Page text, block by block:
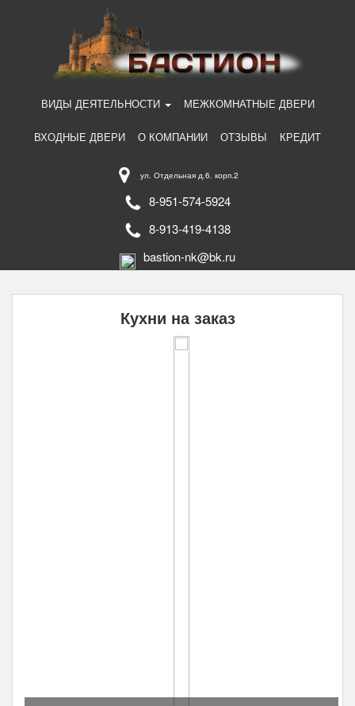
ВИДЫ ДЕЯТЕЛЬНОСТИ МЕЖКОМНАТНЫЕ ДВЕРИ
ВХОДНЫЕ ДВЕРИ О КОМПАНИИ ОТЗЫВЫ КРЕДИТ
ул. Отдельная д.6. корп.2
8-951-574-5924
8-913-419-4138
bastion-nk@bk.ru
Кухни на заказ